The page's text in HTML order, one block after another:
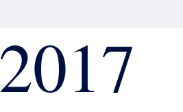
2017